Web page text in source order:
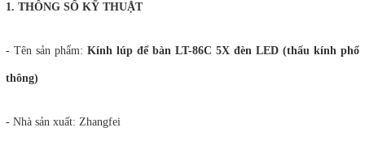
1. THÔNG SỐ KỸ THUẬT
- Tên sản phẩm: Kính lúp để bàn LT-86C 5X đèn LED (thấu kính phổ
thông)
- Nhà sản xuất: Zhangfei